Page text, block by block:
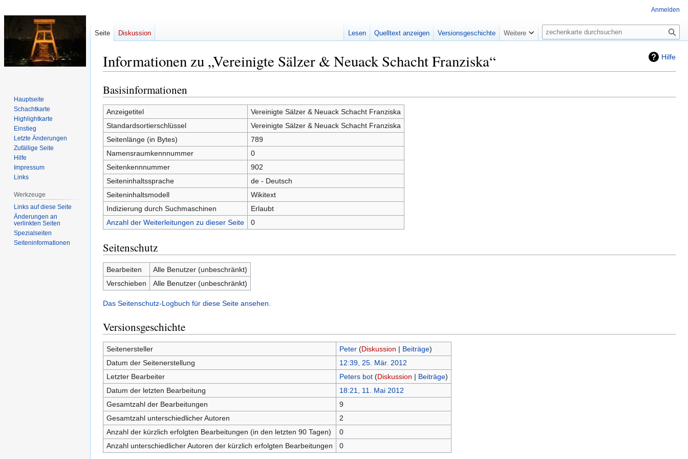
Hilfe
Informationen zu „Vereinigte Sälzer & Neuack Schacht Franziska“
Zur
Navigation
springen
Zur
Suche
springen
Basisinformationen
Anzeigetitel
Vereinigte Sälzer & Neuack Schacht Franziska
Standardsortierschlüssel
Vereinigte Sälzer & Neuack Schacht Franziska
Seitenlänge (in Bytes)
789
Namensraumkennnummer
0
Seitenkennnummer
902
Seiteninhaltssprache
de - Deutsch
Seiteninhaltsmodell
Wikitext
Indizierung durch Suchmaschinen
Erlaubt
Anzahl der Weiterleitungen zu dieser Seite
0
Seitenschutz
Bearbeiten
Alle Benutzer (unbeschränkt)
Verschieben
Alle Benutzer (unbeschränkt)
Das Seitenschutz-Logbuch für diese Seite ansehen.
Versionsgeschichte
Seitenersteller Peter (Diskussion | Beiträge)
Datum der Seitenerstellung
12:39, 25. Mär. 2012
Letzter Bearbeiter
Peters bot (Diskussion | Beiträge)
Datum der letzten Bearbeitung
18:21, 11. Mai 2012
Gesamtzahl der Bearbeitungen
9
Gesamtzahl unterschiedlicher Autoren
2
Anzahl der kürzlich erfolgten Bearbeitungen (in den letzten 90 Tagen)
0
Anzahl unterschiedlicher Autoren der kürzlich erfolgten Bearbeitungen
0
Anmelden
Seite Diskussion Lesen Quelltext anzeigen Versionsgeschichte Weitere
Suche
Hauptseite
Schachtkarte
Highlightkarte
Einstieg
Letzte Änderungen
Zufällige Seite
Hilfe
Impressum
Links
Werkzeuge
Links auf diese Seite
Änderungen an
verlinkten Seiten
Spezialseiten
Seiten­­informationen